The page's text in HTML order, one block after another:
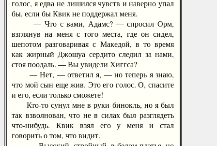
голос, я едва не лишился чувств и наверно упал
бы, если бы Квик не поддержал меня.
— Что с вами, Адамс? — спросил Орм,
взглянув на меня с того места, где он сидел,
шепотом разговаривая с Македой, в то время
как жирный Джошуа сердито следил за нами,
стоя поодаль. — Вы увидели Хиггса?
— Нет, — ответил я, — но теперь я знаю,
что мой сын еще жив. Это его голос. О, спасите
и его, если только сможете!
Кто-то сунул мне в руки бинокль, но я был
так взволнован, что не в силах был разглядеть
что-нибудь. Квик взял его у меня и стал
говорить о том, что видит.